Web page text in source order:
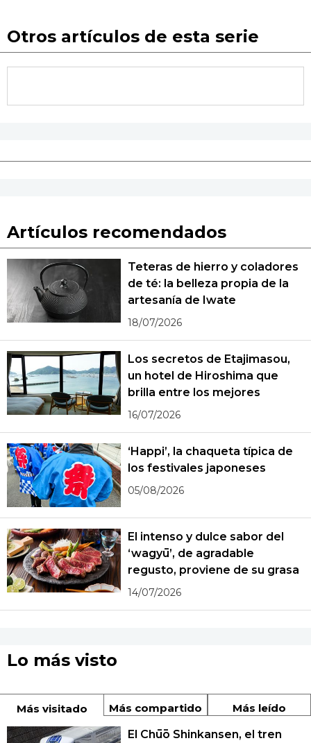
Otros artículos de esta serie
Artículos recomendados
Teteras de hierro y coladores
de té: la belleza propia de la
artesanía de Iwate
18/07/2026
Los secretos de Etajimasou,
un hotel de Hiroshima que
brilla entre los mejores
16/07/2026
‘Happi’, la chaqueta típica de
los festivales japoneses
05/08/2026
El intenso y dulce sabor del
‘wagyū’, de agradable
regusto, proviene de su grasa
14/07/2026
Lo más visto
Más visitado Más compartido Más leído
El Chūō Shinkansen, el tren